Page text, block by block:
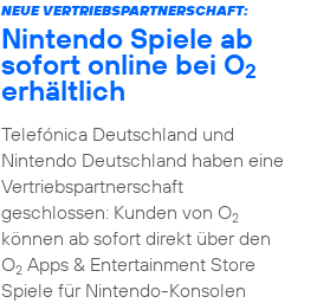
NEUE VERTRIEBSPARTNERSCHAFT:
Nintendo Spiele ab
sofort online bei O2
erhältlich
Telefónica Deutschland und
Nintendo Deutschland haben eine
Vertriebspartnerschaft
geschlossen: Kunden von O2
können ab sofort direkt über den
O2Apps & Entertainment Store
Spiele für Nintendo-Konsolen